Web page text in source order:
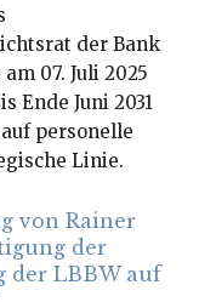
der Bank
07. Juli 2025
Ende Juni 2031
personelle
Linie.
von Rainer
der
der LBBW auf